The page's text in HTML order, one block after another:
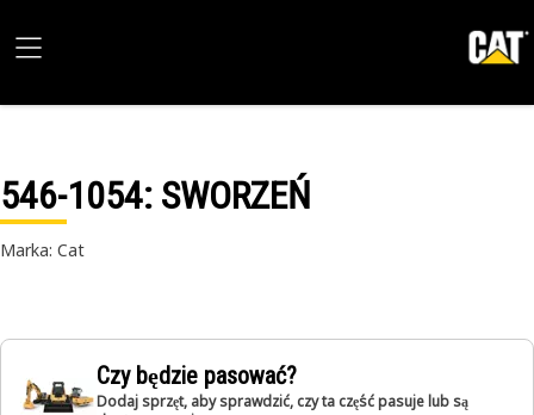
546-1054: SWORZEŃ
Marka: Cat
Czy będzie pasować?
Dodaj sprzęt, aby sprawdzić, czy ta część pasuje lub są